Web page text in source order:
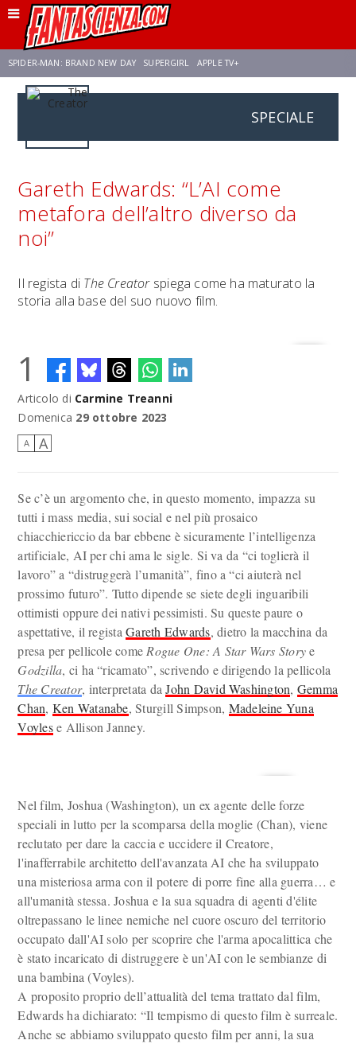
SPIDER-MAN: BRAND NEW DAY SUPERGIRL APPLE TV+
AVENGERS: DOOMSDAY
SPECIALE
Gareth Edwards: “L’AI come
metafora dell’altro diverso da
noi”
Il regista di The Creatorspiega come ha maturato la
storia alla base del suo nuovo film.
1
Articolo di Carmine Treanni
Domenica 29 ottobre 2023
A A
Se c’è un argomento che, in questo momento, impazza su
tutti i mass media, sui social e nel più prosaico
chiacchiericcio da bar ebbene è sicuramente l’intelligenza
artificiale, AI per chi ama le sigle. Si va da “ci toglierà il
lavoro” a “distruggerà l’umanità”, fino a “ci aiuterà nel
prossimo futuro”. Tutto dipende se siete degli inguaribili
ottimisti oppure dei nativi pessimisti. Su queste paure o
aspettative, il registaGareth Edwards, dietro la macchina da
presa per pellicole come Rogue One: A Star Wars Storye
Godzilla, ci ha “ricamato”, scrivendo e dirigendo la pellicola
The Creator, interpretata daJohn David Washington, Gemma
Chan, Ken Watanabe, Sturgill Simpson, Madeleine Yuna
Voylese Allison Janney.
Nel film, Joshua (Washington), un ex agente delle forze
speciali in lutto per la scomparsa della moglie (Chan), viene
reclutato per dare la caccia e uccidere il Creatore,
l'inafferrabile architetto dell'avanzata AI che ha sviluppato
una misteriosa arma con il potere di porre fine alla guerra… e
all'umanità stessa. Joshua e la sua squadra di agenti d'élite
oltrepassano le linee nemiche nel cuore oscuro del territorio
occupato dall'AI solo per scoprire che l'arma apocalittica che
è stato incaricato di distruggere è un'AI con le sembianze di
una bambina (Voyles).
A proposito proprio dell’attualità del tema trattato dal film,
Edwards ha dichiarato: “Il tempismo di questo film è surreale.
Anche se abbiamo sviluppato questo film per anni, la sua